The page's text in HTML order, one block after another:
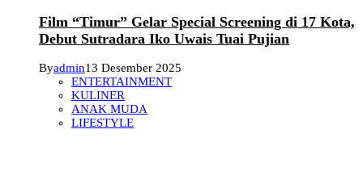
Film “Timur” Gelar Special Screening di 17 Kota,
Debut Sutradara Iko Uwais Tuai Pujian
Byadmin13 Desember 2025
ENTERTAINMENT
KULINER
ANAK MUDA
LIFESTYLE